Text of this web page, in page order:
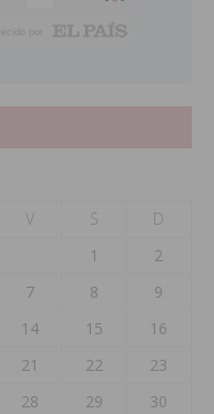
V S
D
1
2
7 8
9
14 15
16
21 22
23
28 29
30